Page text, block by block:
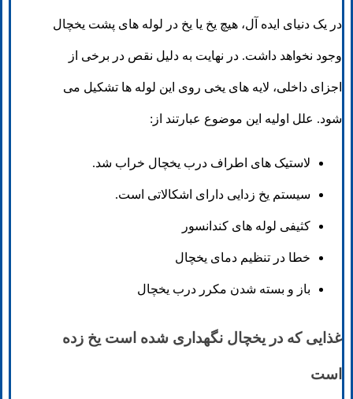
در یک دنیای ایده آل، هیچ یخ یا یخ در لوله های پشت یخچال
وجود نخواهد داشت. در نهایت به دلیل نقص در برخی از
اجزای داخلی، لایه های یخی روی این لوله ها تشکیل می
شود. علل اولیه این موضوع عبارتند از:
لاستیک های اطراف درب یخچال خراب شد.
سیستم یخ زدایی دارای اشکالاتی است.
کثیفی لوله های کندانسور
خطا در تنظیم دمای یخچال
باز و بسته شدن مکرر درب یخچال
غذایی که در یخچال نگهداری شده است یخ زده
است